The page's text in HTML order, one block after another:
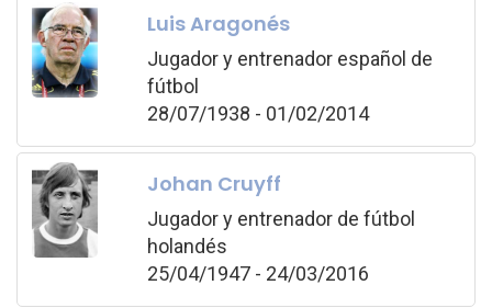
Luis Aragonés
Jugador y entrenador español de
fútbol
28/07/1938 - 01/02/2014
Johan Cruyff
Jugador y entrenador de fútbol
holandés
25/04/1947 - 24/03/2016